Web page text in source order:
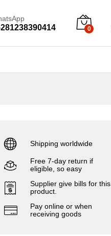
0
Shipping worldwide
Free 7-day return if
eligible, so easy
Supplier give bills for this
product.
Pay online or when
receiving goods